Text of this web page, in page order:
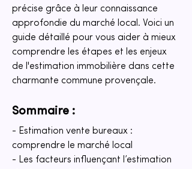
précise grâce à leur connaissance
approfondie du marché local. Voici un
guide détaillé pour vous aider à mieux
comprendre les étapes et les enjeux
de l'estimation immobilière dans cette
charmante commune provençale.
Sommaire :
- Estimation vente bureaux :
comprendre le marché local
- Les facteurs influençant l’estimation